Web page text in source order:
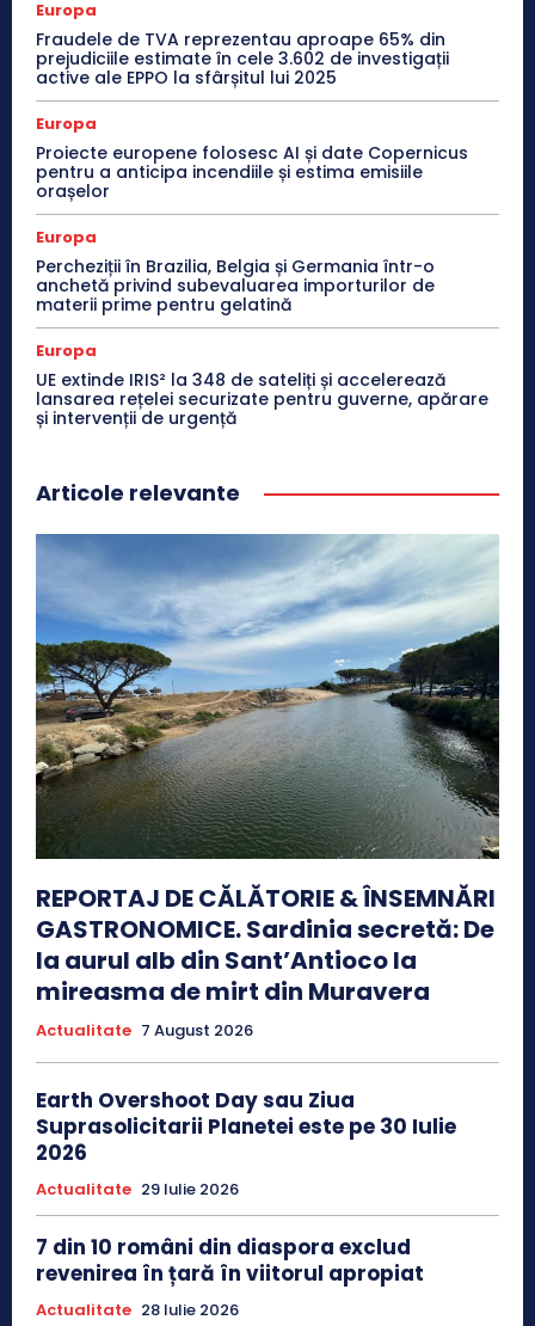
Europa
Fraudele de TVA reprezentau aproape 65% din
prejudiciile estimate în cele 3.602 de investigații
active ale EPPO la sfârșitul lui 2025
Europa
Proiecte europene folosesc AI și date Copernicus
pentru a anticipa incendiile și estima emisiile
orașelor
Europa
Percheziții în Brazilia, Belgia și Germania într-o
anchetă privind subevaluarea importurilor de
materii prime pentru gelatină
Europa
UE extinde IRIS² la 348 de sateliți și accelerează
lansarea rețelei securizate pentru guverne, apărare
și intervenții de urgență
Articole relevante
REPORTAJ DE CĂLĂTORIE & ÎNSEMNĂRI
GASTRONOMICE. Sardinia secretă: De
la aurul alb din Sant’Antioco la
mireasma de mirt din Muravera
Actualitate 7 August 2026
Earth Overshoot Day sau Ziua
Suprasolicitarii Planetei este pe 30 Iulie
2026
Actualitate 29 Iulie 2026
7 din 10 români din diaspora exclud
revenirea în țară în viitorul apropiat
Actualitate 28 Iulie 2026